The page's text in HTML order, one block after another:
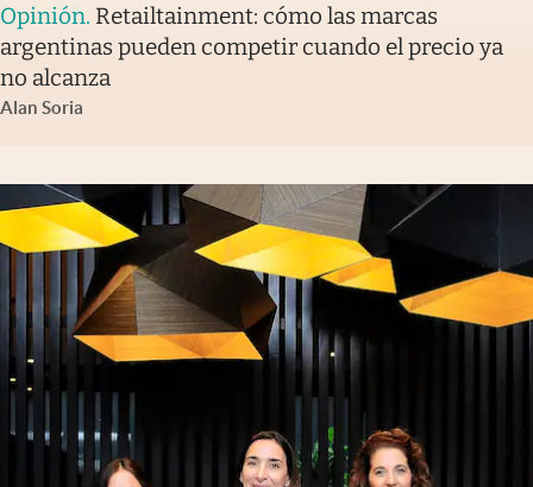
Opinión. Retailtainment: cómo las marcas
argentinas pueden competir cuando el precio ya
no alcanza
Alan Soria